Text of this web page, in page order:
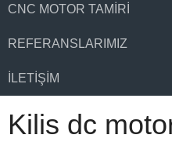
CNC MOTOR TAMIRI
REFERANSLARIMIZ
İLETIŞIM
Kilis dc